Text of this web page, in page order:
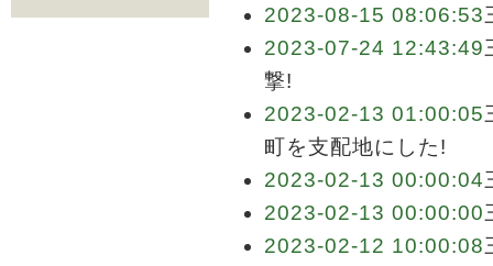
2023-08-15 08:06:53
2023-07-24 12:43:49
撃!
2023-02-13 01:00:05
町を支配地にした!
2023-02-13 00:00:04
2023-02-13 00:00:00
2023-02-12 10:00:08